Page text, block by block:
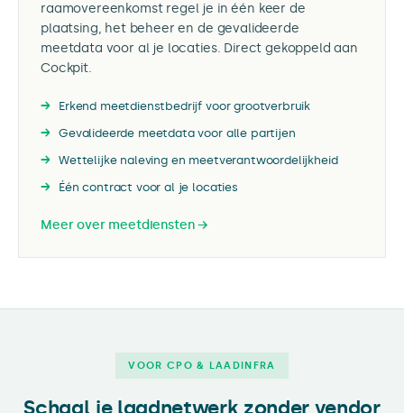
raamovereenkomst regel je in één keer de
plaatsing, het beheer en de gevalideerde
meetdata voor al je locaties. Direct gekoppeld aan
Cockpit.
Erkend meetdienstbedrijf voor grootverbruik
Gevalideerde meetdata voor alle partijen
Wettelijke naleving en meetverantwoordelijkheid
Één contract voor al je locaties
Meer over meetdiensten →
VOOR CPO & LAADINFRA
Schaal je laadnetwerk zonder vendor